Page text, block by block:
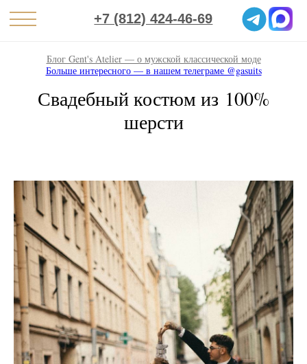
+7 (812) 424-46-69
Блог Gent's Atelier — о мужской классической моде
Больше интересного — в нашем телеграме @gasuits
Свадебный костюм из 100%
шерсти